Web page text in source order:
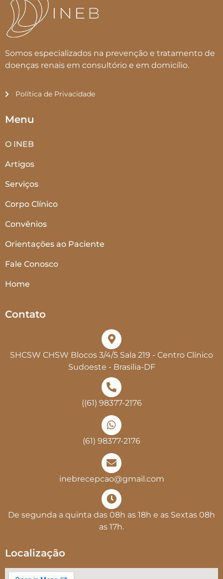
Somos especializados na prevenção e tratamento de
doenças renais em consultório e em domicílio.
Política de Privacidade
Menu
O INEB
Artigos
Serviços
Corpo Clínico
Convênios
Orientações ao Paciente
Fale Conosco
Home
Contato
SHCSW CHSW Blocos 3/4/5 Sala 219 - Centro Clínico
Sudoeste - Brasilia-DF
((61) 98377-2176
(61) 98377-2176
inebrecepcao@gmail.com
De segunda a quinta das 08h as 18h e as Sextas 08h
as 17h.
Localização